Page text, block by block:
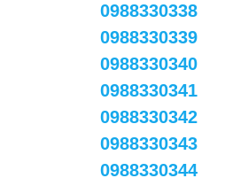
0988330338
0988330339
0988330340
0988330341
0988330342
0988330343
0988330344